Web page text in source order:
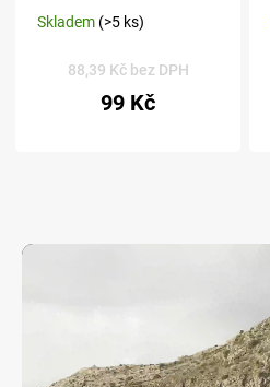
Skladem (>5 ks)
88,39 Kč bez DPH
99 Kč